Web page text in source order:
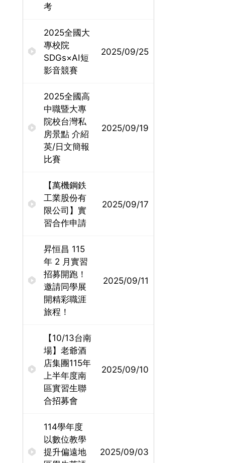
考
2025全國大
專校院
SDGs×AI短
影音競賽
2025/09/25
2025全國高
中職暨大專
院校台灣私
房景點 介紹
英/日文簡報
比賽
2025/09/19
【萬機鋼鉄
工業股份有
限公司】實
習合作申請
2025/09/17
昇恒昌 115
年 2 月實習
招募開跑！
邀請同學展
開精彩職涯
旅程！
2025/09/11
【10/13台南
場】老爺酒
店集團115年
上半年度南
區實習生聯
合招募會
2025/09/10
114學年度
以數位教學
提升偏遠地
2025/09/03